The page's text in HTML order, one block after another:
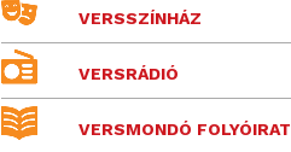
VERSSZÍNHÁZ
VERSRÁDIÓ
VERSMONDÓ FOLYÓIRAT